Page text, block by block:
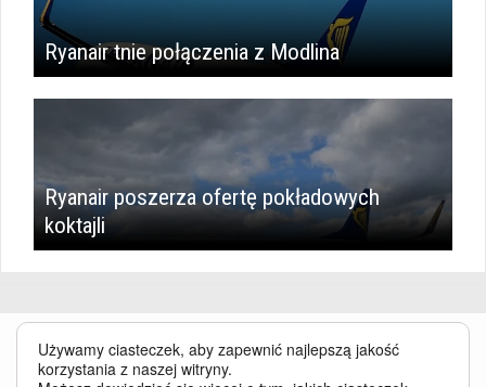
Ryanair tnie połączenia z Modlina
Ryanair poszerza ofertę pokładowych
koktajli
Używamy ciasteczek, aby zapewnić najlepszą jakość
korzystania z naszej witryny.